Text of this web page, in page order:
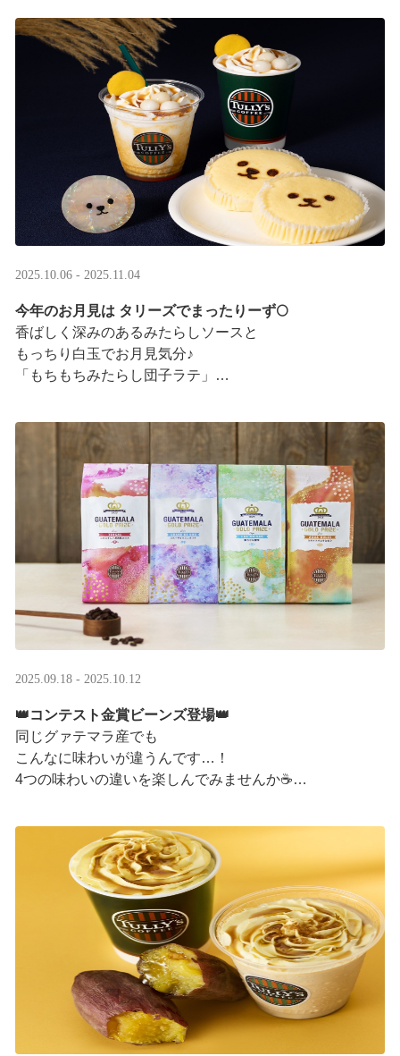
LINEギフト限定！ タリーズデジタルギフト2,000円分を
贈ると、自分も500円分のデジタルギフトがもらえるキャ
ンペーンがス ···
2025.10.06 - 2025.11.04
今年のお月見は タリーズでまったりーず🌕
香ばしく深みのあるみたらしソースと
もっちり白玉でお月見気分♪
「もちもちみたらし団子ラテ」
お月様をモチーフにした
まんまるベアフルも皆様のご来店をお待ちしていま ···
2025.09.18 - 2025.10.12
👑コンテスト金賞ビーンズ登場👑
同じグァテマラ産でも
こんなに味わいが違うんです…！
4つの味わいの違いを楽しんでみませんか☕
グァテマラコーヒー体験イベントも実施中▼